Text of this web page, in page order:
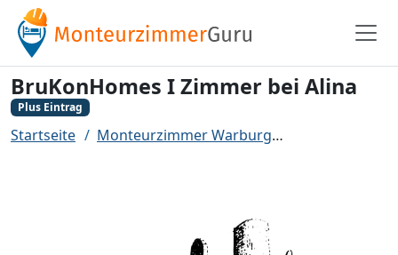
BruKonHomes I Zimmer bei Alina
Plus Eintrag
Startseite Monteurzimmer Warburg